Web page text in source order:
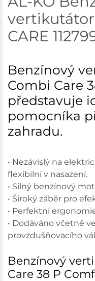
vertikutátor
CARE
Benzínový
Combi Care
představuje
pomocníka
zahradu.
• Nezávislý na
flexibilní v nasazení.
• Silný benzínový
• Široký záběr pro
• Perfektní
• Dodáváno včetně
provzdušňovacího
Benzínový
Care 38 P